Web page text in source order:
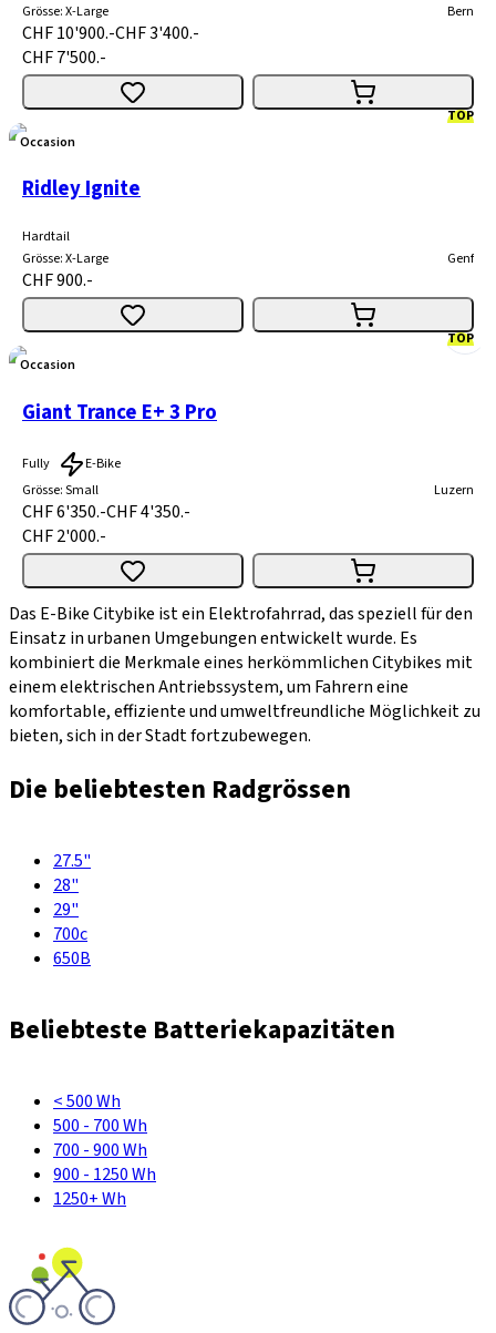
TOP
Grösse:X-Large Bern
CHF 10'900.-CHF 3'400.-
CHF 7'500.-
Occasion
TOP
Ridley Ignite
Hardtail
Grösse:X-Large Genf
CHF 900.-
Occasion
Giant Trance E+ 3 Pro
Fully
E-Bike
Grösse:Small Luzern
CHF 6'350.-CHF 4'350.-
CHF 2'000.-
Das E-Bike Citybike ist ein Elektrofahrrad, das speziell für den
Einsatz in urbanen Umgebungen entwickelt wurde. Es
kombiniert die Merkmale eines herkömmlichen Citybikes mit
einem elektrischen Antriebssystem, um Fahrern eine
komfortable, effiziente und umweltfreundliche Möglichkeit zu
bieten, sich in der Stadt fortzubewegen.
Die beliebtesten Radgrössen
27.5"
28"
29"
700c
650B
Beliebteste Batteriekapazitäten
< 500 Wh
500 - 700 Wh
700 - 900 Wh
900 - 1250 Wh
1250+ Wh